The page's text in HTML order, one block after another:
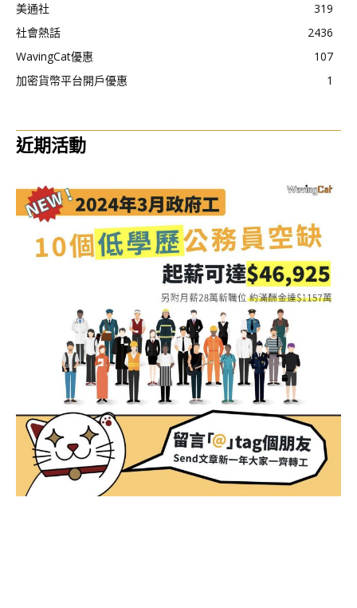
美通社
319
社會熱話
2436
WavingCat優惠
107
加密貨幣平台開戶優惠
1
近期活動